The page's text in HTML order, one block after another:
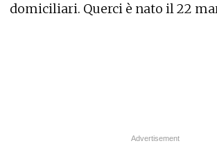
domiciliari. Querci è nato il 22